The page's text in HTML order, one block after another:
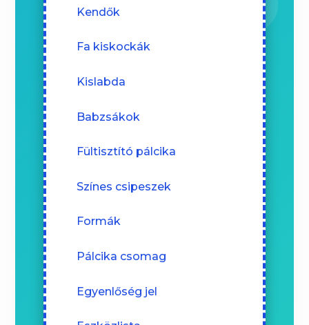
Kendők
Fa kiskockák
Kislabda
Babzsákok
Fültisztító pálcika
Színes csipeszek
Formák
Pálcika csomag
Egyenlőség jel